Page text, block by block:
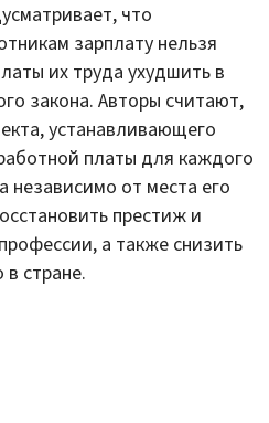
что
зарплату нельзя
их труда ухудшить в
закона. Авторы считают,
устанавливающего
платы для каждого
независимо от места его
престиж и
а также снизить
стране.